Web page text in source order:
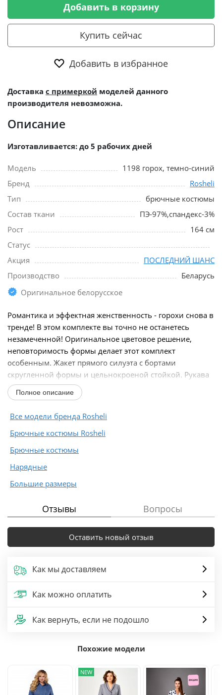
Добавить в корзину
Купить сейчас
Добавить в избранное
Доставка с примеркой моделей данного
производителя невозможна.
Описание
Изготавливается: до 5 рабочих дней
Модель
1198 горох, темно-синий
Бренд
Rosheli
Тип
брючные костюмы
Состав ткани
ПЭ-97%,спандекс-3%
Рост
164 см
Статус
Акция
ПОСЛЕДНИЙ ШАНС
Производство
Беларусь
Оригинальное белорусское
Романтика и эффектная женственность - горохи снова в
тренде! В этом комплекте вы точно не останетесь
незамеченной! Оригинальное цветовое решение,
неповторимость формы делает этот комплект
особенным. Жакет прямого силуэта с бортами
скругленной формы и цельнокроеной стойкой. Рукава
реглан...
Полное описание
Все модели бренда Rosheli
Брючные костюмы Rosheli
Брючные костюмы
Нарядные
Большие размеры
Отзывы Вопросы
Оставить новый отзыв
Как мы доставляем
Как можно оплатить
Как вернуть, если не подошло
Похожие модели
NEW